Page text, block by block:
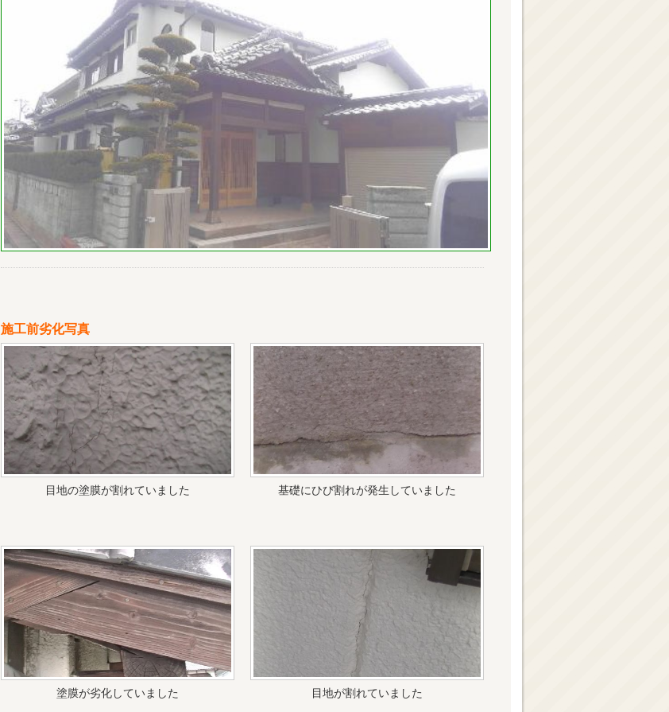
施工前劣化写真
目地の塗膜が割れていました 基礎にひび割れが発生していました
塗膜が劣化していました 目地が割れていました